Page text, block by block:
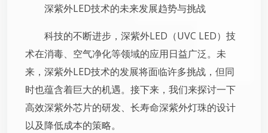
深紫外LED技术的未来发展趋势与挑战
科技的不断进步，深紫外LED（UVC LED）技
术在消毒、空气净化等领域的应用日益广泛。未
来，深紫外LED技术的发展将面临许多挑战，但同
时也蕴含着巨大的机遇。接下来，我们来探讨一下
高效深紫外芯片的研发、长寿命深紫外灯珠的设计
以及降低成本的策略。